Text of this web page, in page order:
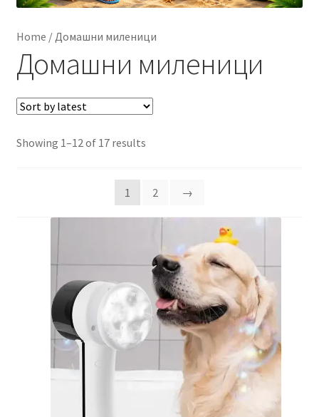
Корисничка подршка
Home /Домашни миленици
Домашни миленици
Showing 1–12 of 17 resultsSorted
1
2 →